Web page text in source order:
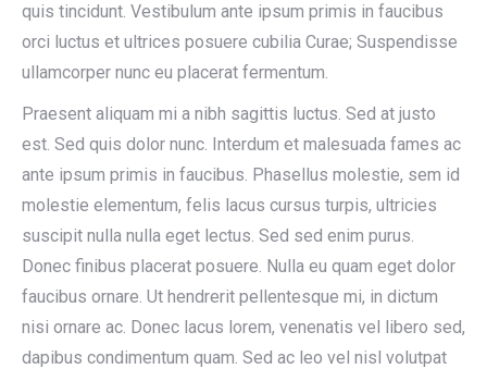
quis tincidunt. Vestibulum ante ipsum primis in faucibus
orci luctus et ultrices posuere cubilia Curae; Suspendisse
ullamcorper nunc eu placerat fermentum.
Praesent aliquam mi a nibh sagittis luctus. Sed at justo
est. Sed quis dolor nunc. Interdum et malesuada fames ac
ante ipsum primis in faucibus. Phasellus molestie, sem id
molestie elementum, felis lacus cursus turpis, ultricies
suscipit nulla nulla eget lectus. Sed sed enim purus.
Donec finibus placerat posuere. Nulla eu quam eget dolor
faucibus ornare. Ut hendrerit pellentesque mi, in dictum
nisi ornare ac. Donec lacus lorem, venenatis vel libero sed,
dapibus condimentum quam. Sed ac leo vel nisl volutpat